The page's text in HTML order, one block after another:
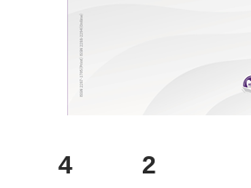
4 2